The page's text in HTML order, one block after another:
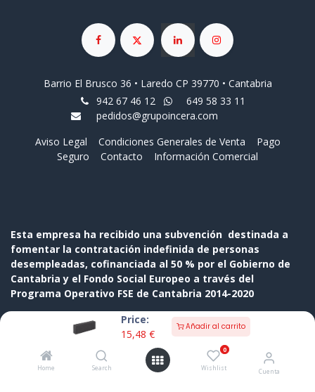
Price:
15,48 €
Añadir al carrito
Home Search
0
Wishlist Cuenta
Barrio El Brusco 36 • Laredo CP 39770 • Cantabria
942 67 46 12
649 58 33 11
pedidos@grupoincera.com
Aviso Legal
Condiciones Generales de Venta
Pago
Seguro
Contacto Información Comercial
Esta empresa ha recibido una subvención destinada a
fomentar la contratación indefinida de personas
desempleadas, cofinanciada al 50 % por el Gobierno de
Cantabria y el Fondo Social Europeo a través del
Programa Operativo FSE de Cantabria 2014-2020